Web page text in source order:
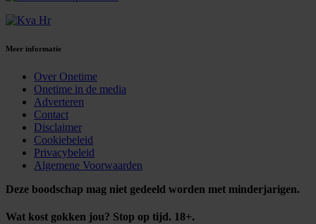
Meer informatie
Over Onetime
Onetime in de media
Adverteren
Contact
Disclaimer
Cookiebeleid
Privacybeleid
Algemene Voorwaarden
Deze boodschap mag niet gedeeld worden met minderjarigen.
Wat kost gokken jou? Stop op tijd. 18+.